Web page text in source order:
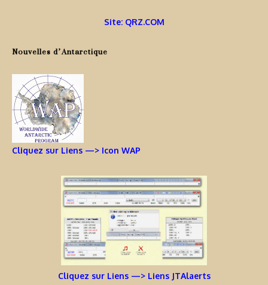
Site: QRZ.COM
Nouvelles d’Antarctique
Cliquez sur Liens —> Icon WAP
Cliquez sur Liens —> Liens JTAlaerts